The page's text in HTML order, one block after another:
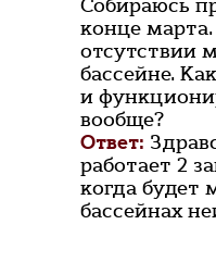
Собираюсь
конце
отсутствии
бассейне.
и
вообще?
Ответ:
работает 2
когда будет
бассейнах